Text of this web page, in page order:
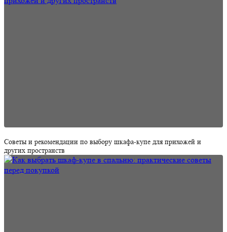
Советы и рекомендации по выбору шкафа-купе для прихожей и
других пространств